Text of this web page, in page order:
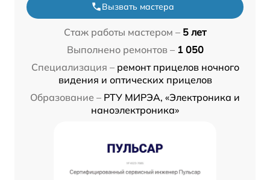
Вызвать мастера
Стаж работы мастером – 5 лет
Выполнено ремонтов – 1 050
Специализация – ремонт прицелов ночного
видения и оптических прицелов
Образование – РТУ МИРЭА, «Электроника и
наноэлектроника»